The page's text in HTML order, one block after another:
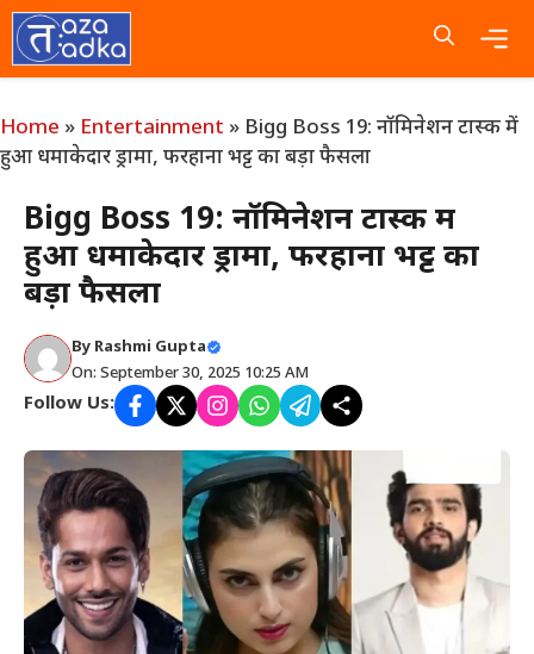
Skip
to
content
Home » Entertainment » Bigg Boss 19: नॉमिनेशन टास्क में
हुआ धमाकेदार ड्रामा, फरहाना भट्ट का बड़ा फैसला
Bigg Boss 19: नॉमिनेशन टास्क में
हुआ धमाकेदार ड्रामा, फरहाना भट्ट का
बड़ा फैसला
By Rashmi Gupta
On: September 30, 2025 10:25 AM
Follow Us: